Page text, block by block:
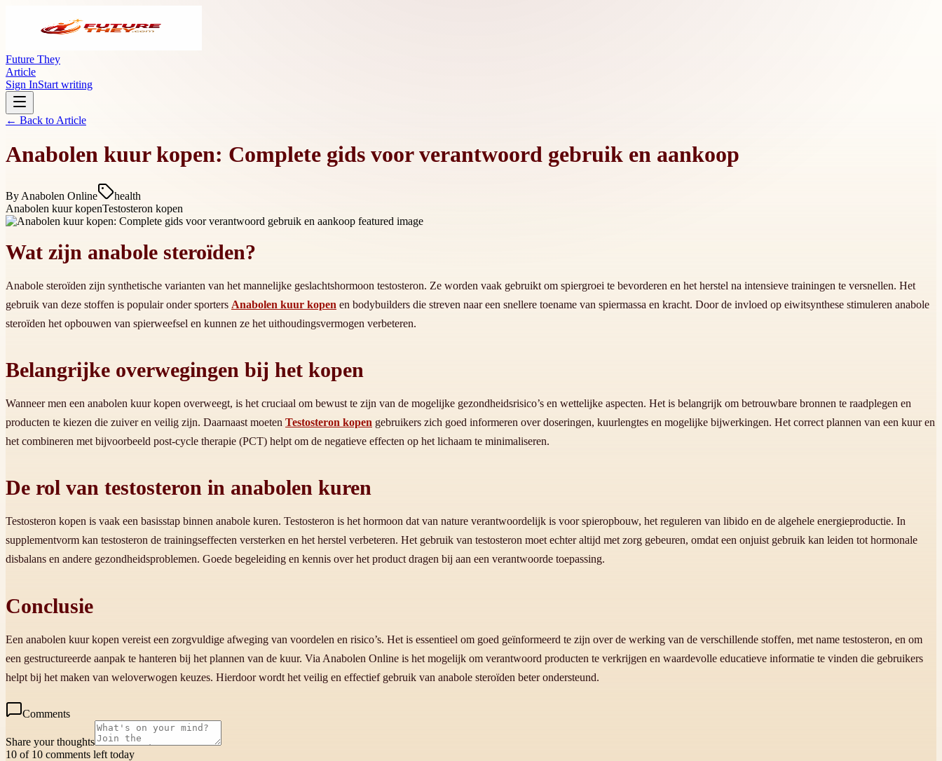
Future They
Article
Sign InStart writing
← Back to Article
Anabolen kuur kopen: Complete gids voor verantwoord gebruik en aankoop
By Anabolen Online
health
Anabolen kuur kopenTestosteron kopen
Wat zijn anabole steroïden?
Anabole steroïden zijn synthetische varianten van het mannelijke geslachtshormoon testosteron. Ze worden vaak gebruikt om spiergroei te bevorderen en het herstel na intensieve trainingen te versnellen. Het
gebruik van deze stoffen is populair onder sporters Anabolen kuur kopen en bodybuilders die streven naar een snellere toename van spiermassa en kracht. Door de invloed op eiwitsynthese stimuleren anabole
steroïden het opbouwen van spierweefsel en kunnen ze het uithoudingsvermogen verbeteren.
Belangrijke overwegingen bij het kopen
Wanneer men een anabolen kuur kopen overweegt, is het cruciaal om bewust te zijn van de mogelijke gezondheidsrisico’s en wettelijke aspecten. Het is belangrijk om betrouwbare bronnen te raadplegen en
producten te kiezen die zuiver en veilig zijn. Daarnaast moeten Testosteron kopen gebruikers zich goed informeren over doseringen, kuurlengtes en mogelijke bijwerkingen. Het correct plannen van een kuur en
het combineren met bijvoorbeeld post-cycle therapie (PCT) helpt om de negatieve effecten op het lichaam te minimaliseren.
De rol van testosteron in anabolen kuren
Testosteron kopen is vaak een basisstap binnen anabole kuren. Testosteron is het hormoon dat van nature verantwoordelijk is voor spieropbouw, het reguleren van libido en de algehele energieproductie. In
supplementvorm kan testosteron de trainingseffecten versterken en het herstel verbeteren. Het gebruik van testosteron moet echter altijd met zorg gebeuren, omdat een onjuist gebruik kan leiden tot hormonale
disbalans en andere gezondheidsproblemen. Goede begeleiding en kennis over het product dragen bij aan een verantwoorde toepassing.
Conclusie
Een anabolen kuur kopen vereist een zorgvuldige afweging van voordelen en risico’s. Het is essentieel om goed geïnformeerd te zijn over de werking van de verschillende stoffen, met name testosteron, en om
een gestructureerde aanpak te hanteren bij het plannen van de kuur. Via Anabolen Online is het mogelijk om verantwoord producten te verkrijgen en waardevolle educatieve informatie te vinden die gebruikers
helpt bij het maken van weloverwogen keuzes. Hierdoor wordt het veilig en effectief gebruik van anabole steroïden beter ondersteund.
Comments
Share your thoughts
10 of 10 comments left today